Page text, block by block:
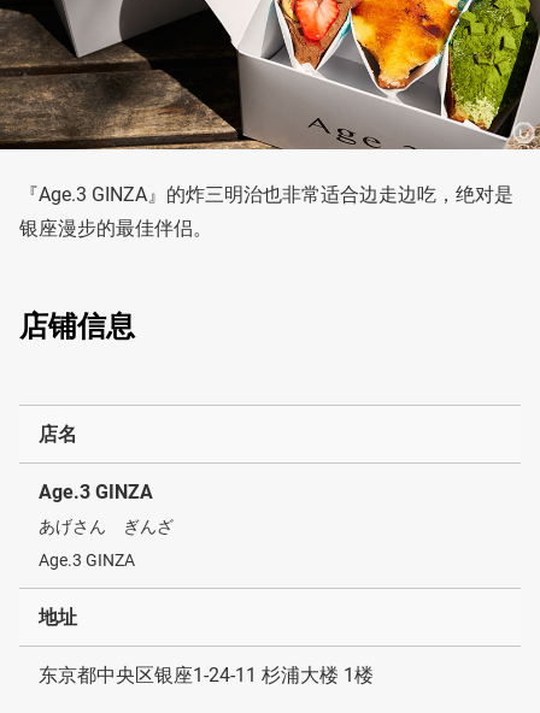
『Age.3 GINZA』的炸三明治也非常适合边走边吃，绝对是
银座漫步的最佳伴侣。
店铺信息
店名
Age.3 GINZA
あげさん ぎんざ
Age.3 GINZA
地址
东京都中央区银座1-24-11 杉浦大楼 1楼